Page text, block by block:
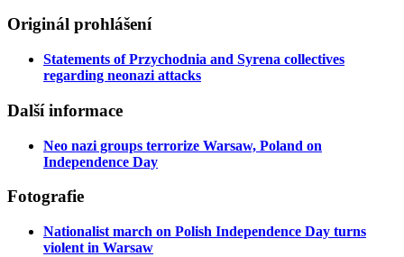
Originál prohlášení
Statements of Przychodnia and Syrena collectives
regarding neonazi attacks
Další informace
Neo nazi groups terrorize Warsaw, Poland on
Independence Day
Fotografie
Nationalist march on Polish Independence Day turns
violent in Warsaw